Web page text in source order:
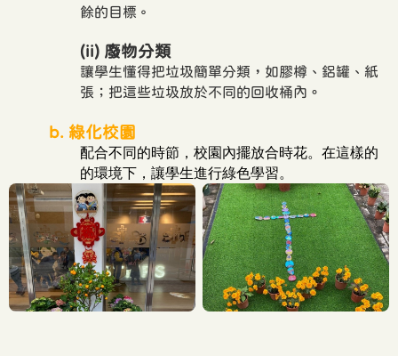
餘的目標 。
(ii) 廢物分類
讓學生懂得把垃圾簡單分類，如膠樽、鋁罐、紙
張；把這些垃圾放於不同的回收桶內。
b. 綠化校園
配合不同的時節，校園內擺放合時花。在這樣的
的環境下，讓學生進行綠色學習。